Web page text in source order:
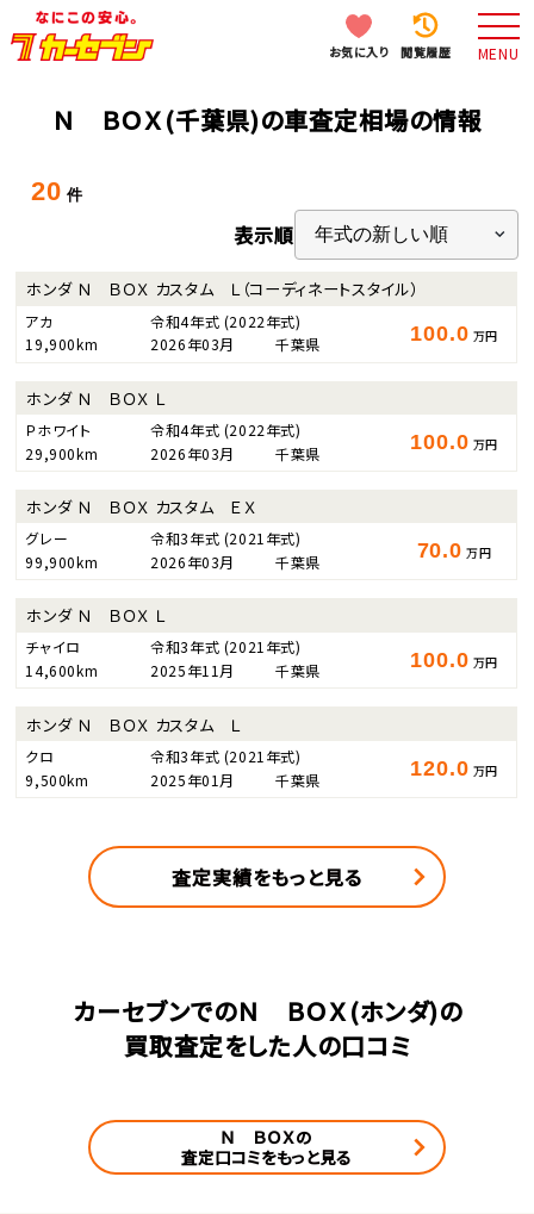
お気に入り 閲覧履歴 MENU
Ｎ ＢＯＸ(千葉県)の車査定相場の情報
20 件
表示順
ホンダ Ｎ ＢＯＸ カスタム Ｌ（コーディネートスタイル）
アカ 令和4年式 (2022年式)
19,900km
2026年03月 千葉県 100.0 万円
ホンダ Ｎ ＢＯＸ Ｌ
Ｐホワイト 令和4年式 (2022年式)
29,900km
2026年03月 千葉県 100.0 万円
ホンダ Ｎ ＢＯＸ カスタム ＥＸ
グレー 令和3年式 (2021年式)
99,900km
2026年03月 千葉県 70.0 万円
ホンダ Ｎ ＢＯＸ Ｌ
チャイロ 令和3年式 (2021年式)
14,600km
2025年11月 千葉県 100.0 万円
ホンダ Ｎ ＢＯＸ カスタム Ｌ
クロ 令和3年式 (2021年式)
9,500km
2025年01月 千葉県 120.0 万円
査定実績をもっと見る
カーセブンでのＮ ＢＯＸ(ホンダ)の
買取査定をした人の口コミ
Ｎ ＢＯＸの
査定口コミをもっと見る